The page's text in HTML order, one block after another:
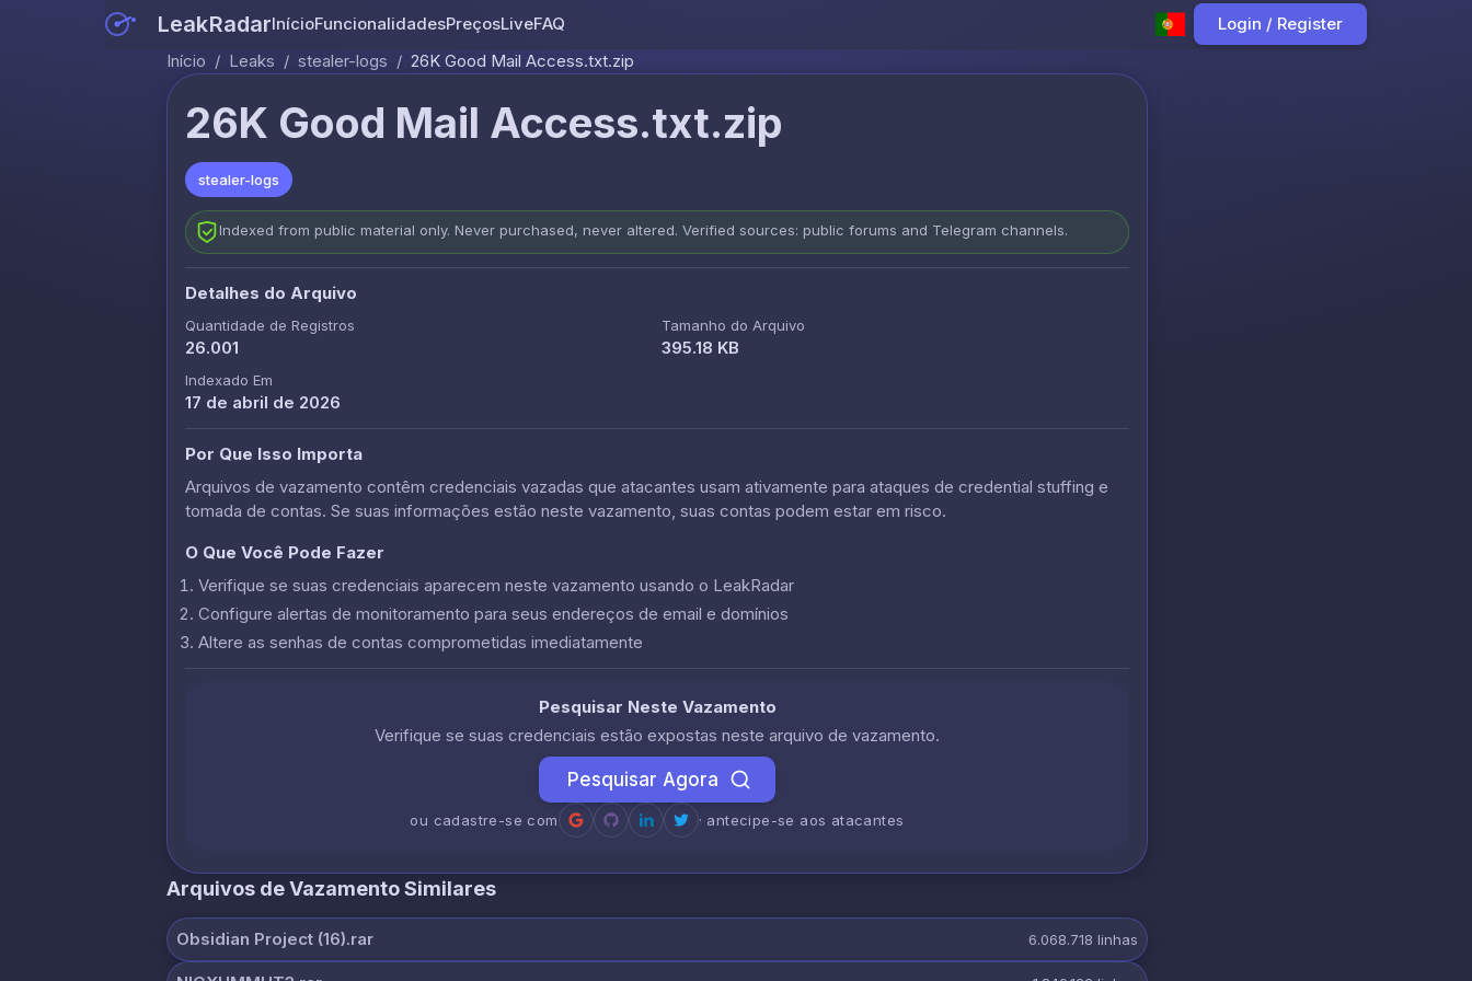
LeakRadarInícioFuncionalidadesPreçosLiveFAQ
Login / Register
Início / Leaks / stealer-logs / 26K Good Mail Access.txt.zip
26K Good Mail Access.txt.zip
stealer-logs
Indexed from public material only. Never purchased, never altered. Verified sources: public forums and Telegram channels.
Detalhes do Arquivo
Quantidade de Registros
26.001
Tamanho do Arquivo
395.18 KB
Indexado Em
17 de abril de 2026
Por Que Isso Importa
Arquivos de vazamento contêm credenciais vazadas que atacantes usam ativamente para ataques de credential stuffing e
tomada de contas. Se suas informações estão neste vazamento, suas contas podem estar em risco.
O Que Você Pode Fazer
Verifique se suas credenciais aparecem neste vazamento usando o LeakRadar
Configure alertas de monitoramento para seus endereços de email e domínios
Altere as senhas de contas comprometidas imediatamente
Pesquisar Neste Vazamento
Verifique se suas credenciais estão expostas neste arquivo de vazamento.
Pesquisar Agora
ou cadastre-se com · antecipe-se aos atacantes
Arquivos de Vazamento Similares
Obsidian Project (16).rar 6.068.718 linhas